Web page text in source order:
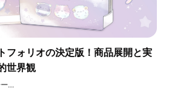
フォリオの決定版！商品展開と実
世界観
ナー